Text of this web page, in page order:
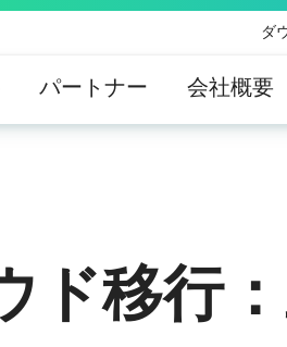
ダ
パートナー 会社概要
ド移行